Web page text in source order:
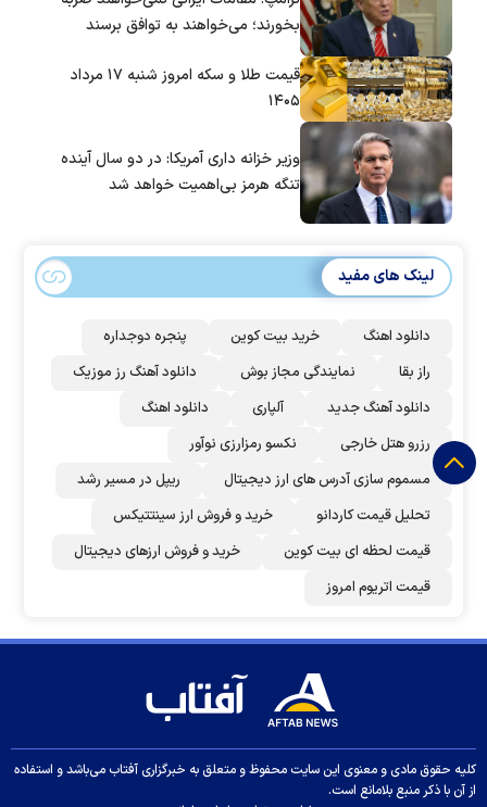
بخورند؛ می‌خواهند به توافق برسند
قیمت طلا و سکه امروز شنبه ۱۷ مرداد
۱۴۰۵
وزیر خزانه داری آمریکا: در دو سال آینده
تنگه هرمز بی‌اهمیت خواهد شد
لینک های مفید
دانلود اهنگ خرید بیت کوین
پنجره دوجداره
راز بقا
نمایندگی مجاز بوش
دانلود آهنگ رز‌ موزیک
دانلود آهنگ جدید
آلپاری
دانلود اهنگ
رزرو هتل خارجی
نکسو رمزارزی نوآور
مسموم سازی آدرس های ارز دیجیتال
ریپل در مسیر رشد
تحلیل قیمت کاردانو
خرید و فروش ارز سینتتیکس
قیمت لحظه ای بیت کوین
خرید و فروش ارزهای دیجیتال
قیمت اتریوم امروز
کلیه حقوق مادی و معنوی این سایت محفوظ و متعلق به خبرگزاری آفتاب می‌باشد و استفاده
از آن با ذکر منبع بلامانع است.